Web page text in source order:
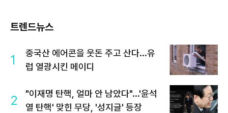
트렌드뉴스
1
중국산 에어콘을 웃돈 주고 산다...유
럽 열광시킨 메이디
2
"이재명 탄핵, 얼마 안 남았다"...'윤석
열 탄핵' 맞힌 무당, '성지글' 등장